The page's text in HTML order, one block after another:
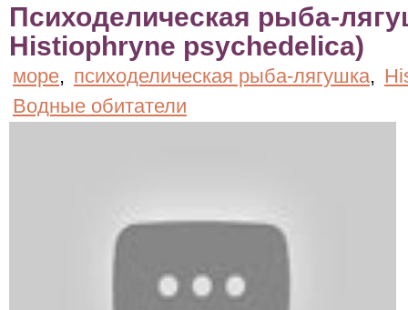
Психоделическая рыба-
Histiophryne psychedelica)
море, психоделическая рыба-лягушка,
Водные обитатели